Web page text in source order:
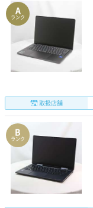
A
ランク
取扱店舗
B
ランク